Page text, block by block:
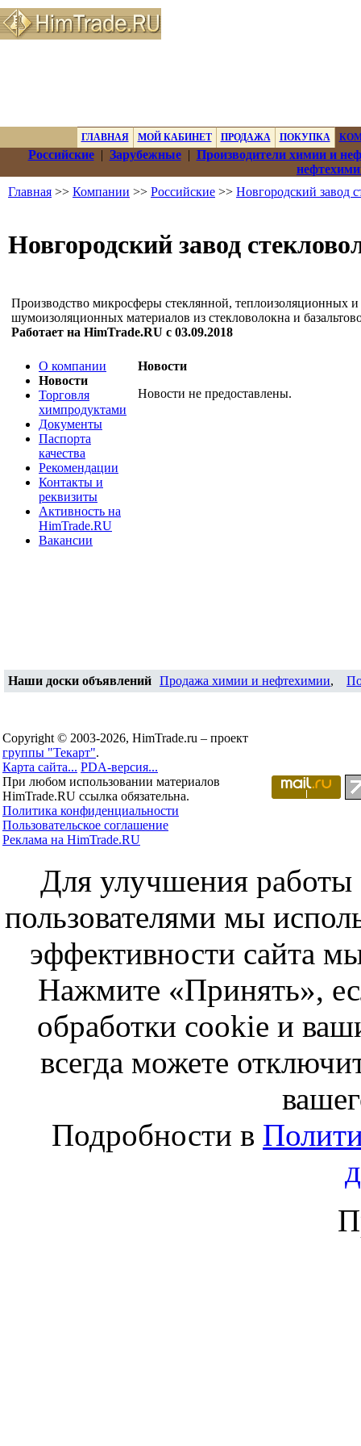
ГЛАВНАЯ МОЙ КАБИНЕТ ПРОДАЖА ПОКУПКА
Российские| Зарубежные| Производители химии и
Главная >> Компании >> Российские >> Новгородский завод
Новгородский завод
Производство микросферы стеклянной, теплоизоляционных и
шумоизоляционных материалов из стекловолокна и
Работает на HimTrade.RU с 03.09.2018
О компании
Новости
Торговля
химпродуктами
Документы
Паспорта
качества
Рекомендации
Контакты и
реквизиты
Активность на
HimTrade.RU
Вакансии
Новости
Новости не предоставлены.
Наши доски объявлений Продажа химии и нефтехимии,
Copyright © 2003-2026, HimTrade.ru – проект
группы "Текарт".
Карта сайта... PDA-версия...
При любом использовании материалов
HimTrade.RU ссылка обязательна.
Политика конфиденциальности
Пользовательское соглашение
Реклама на HimTrade.RU
Для улучшения работы
пользователями мы
эффективности сайта
Нажмите «Принять»,
обработки cookie и
всегда можете
Подробности в